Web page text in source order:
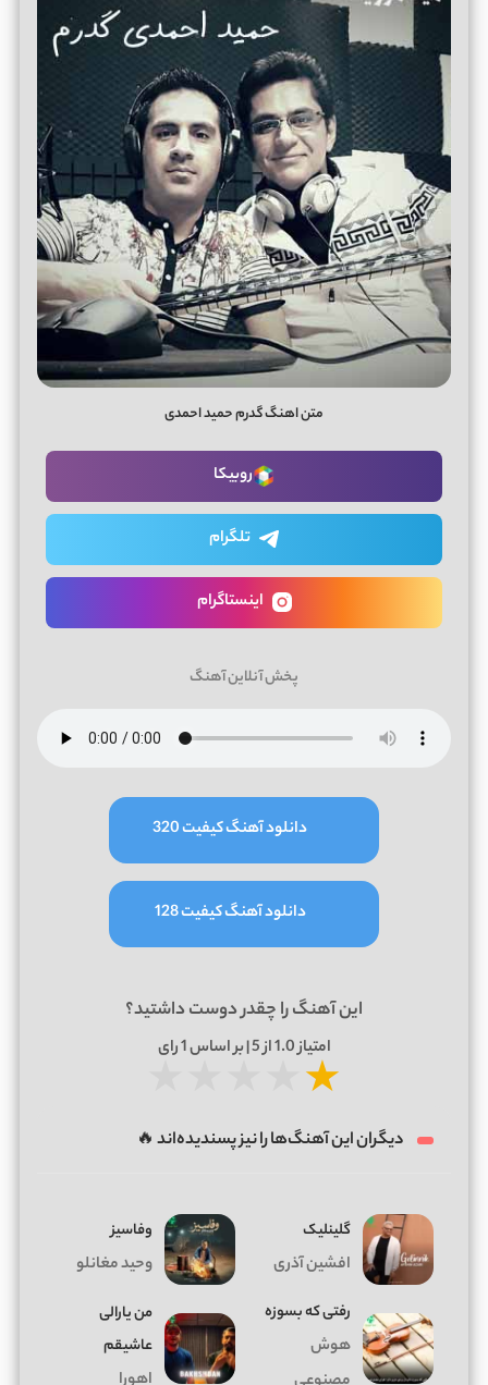
متن اهنگ گدرم حمید احمدی
روبیکا
تلگرام
اینستاگرام
پخش آنلاین آهنگ
دانلود آهنگ کیفیت 320
دانلود آهنگ کیفیت 128
این آهنگ را چقدر دوست داشتید؟
امتیاز1.0از 5 | بر اساس 1رای
★
دیگران این آهنگ‌ها را نیز پسندیده‌اند 🔥
گلینلیک
افشین آذری
وفاسیز
وحید مغانلو
رفتی که بسوزه
هوش
من یارالی
عاشیقم